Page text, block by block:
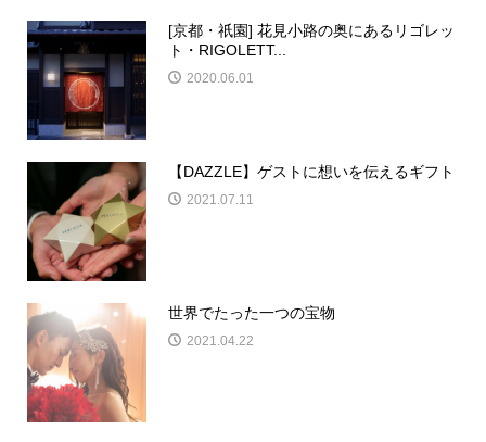
[京都・祇園] 花見小路の奥にあるリゴレッ
ト・RIGOLETT...
2020.06.01
【DAZZLE】ゲストに想いを伝えるギフト
2021.07.11
世界でたった一つの宝物
2021.04.22